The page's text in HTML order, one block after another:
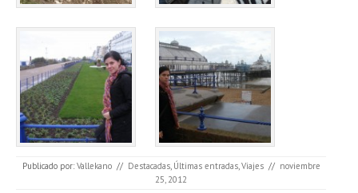
Publicado por: Vallekano // Destacadas, Últimas entradas, Viajes // noviembre
25, 2012